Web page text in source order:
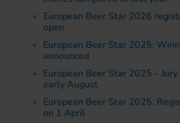
European Beer Star 2026
open
European Beer Star 2025:
announced
European Beer Star 2025 –
early August
European Beer Star 2025:
on 1 April